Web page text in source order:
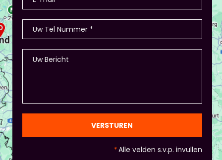
memory met de producten, ze in categorieën
opdelen (grootte/kleur/soort) en andere spelletjes.
- Als je hierbij je eigen creativiteit in wil zetten is
dat altijd mogelijk! Maar: overleg dit dan wel met
Piet of hij dit wil in plaats van een eindpresentatie
+ zorg ervoor dat de deelnemers wel hun
en die van Piet en vervolgens de deelnemers:
gezien de eindpresentaties van 5 minuten de
officiële/vaste werkvorm zijn. Voor beginners is het
nog met spiekbriefje). - Vergeet het
evaluatieformulier niet :)
VERSTUREN
*Alle velden s.v.p. invullen